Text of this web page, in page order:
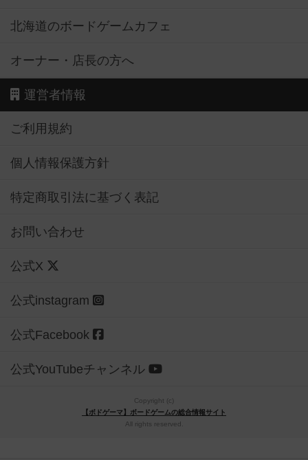
北海道のボードゲームカフェ
オーナー・店長の方へ
運営者情報
ご利用規約
個人情報保護方針
特定商取引法に基づく表記
お問い合わせ
公式X
公式instagram
公式Facebook
公式YouTubeチャンネル
Copyright (c)
【ボドゲーマ】ボードゲームの総合情報サイト
All rights reserved.